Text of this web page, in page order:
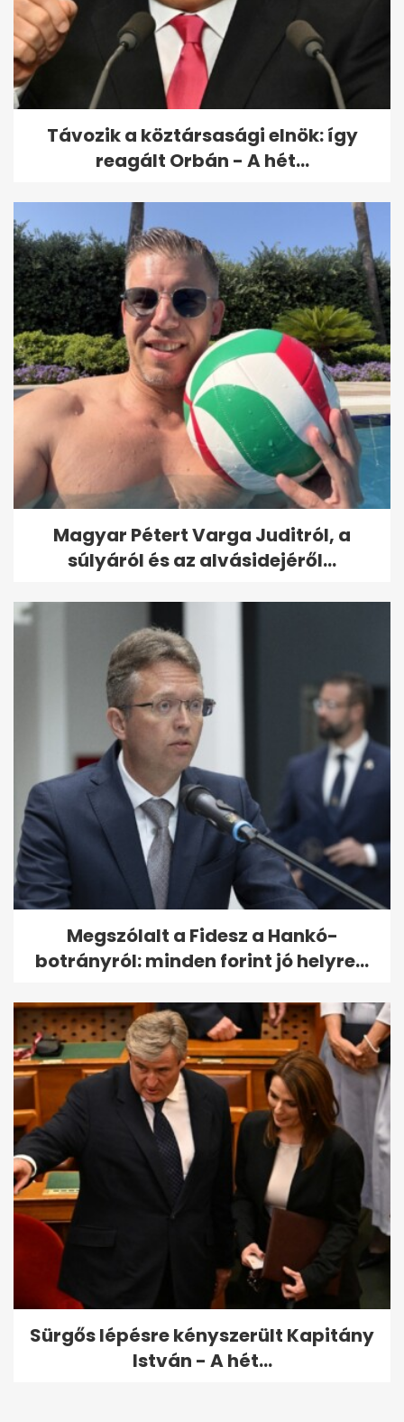
Kiderült, hogyan végzett
gyilkosa a Budapesten eltűnt
amerikai...
Távozik a köztársasági elnök: így
reagált Orbán - A hét...
Magyar Pétert Varga Juditról, a
súlyáról és az alvásidejéről...
Megszólalt a Fidesz a Hankó-
botrányról: minden forint jó helyre...
Sürgős lépésre kényszerült Kapitány
István - A hét...